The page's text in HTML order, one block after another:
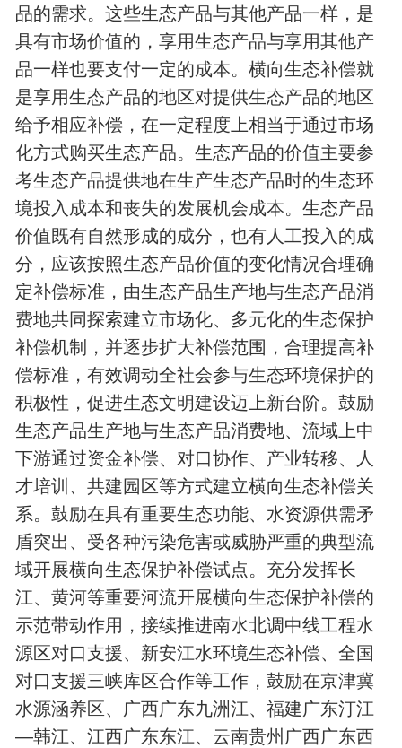
品的需求。这些生态产品与其他产品一样，是
具有市场价值的，享用生态产品与享用其他产
品一样也要支付一定的成本。横向生态补偿就
是享用生态产品的地区对提供生态产品的地区
给予相应补偿，在一定程度上相当于通过市场
化方式购买生态产品。生态产品的价值主要参
考生态产品提供地在生产生态产品时的生态环
境投入成本和丧失的发展机会成本。生态产品
价值既有自然形成的成分，也有人工投入的成
分，应该按照生态产品价值的变化情况合理确
定补偿标准，由生态产品生产地与生态产品消
费地共同探索建立市场化、多元化的生态保护
补偿机制，并逐步扩大补偿范围，合理提高补
偿标准，有效调动全社会参与生态环境保护的
积极性，促进生态文明建设迈上新台阶。鼓励
生态产品生产地与生态产品消费地、流域上中
下游通过资金补偿、对口协作、产业转移、人
才培训、共建园区等方式建立横向生态补偿关
系。鼓励在具有重要生态功能、水资源供需矛
盾突出、受各种污染危害或威胁严重的典型流
域开展横向生态保护补偿试点。充分发挥长
江、黄河等重要河流开展横向生态保护补偿的
示范带动作用，接续推进南水北调中线工程水
源区对口支援、新安江水环境生态补偿、全国
对口支援三峡库区合作等工作，鼓励在京津冀
水源涵养区、广西广东九洲江、福建广东汀江
—韩江、江西广东东江、云南贵州广西广东西